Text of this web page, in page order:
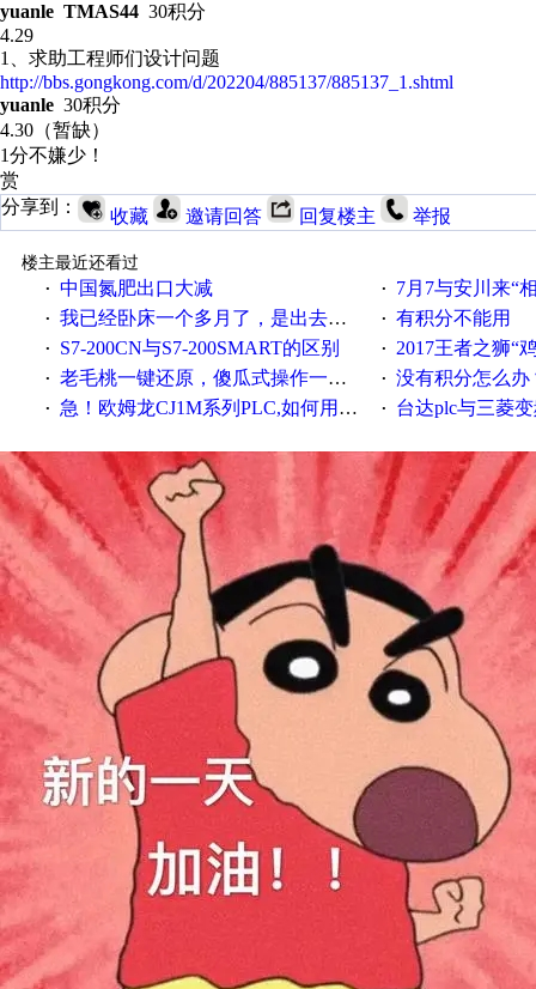
yuanle TMAS44 30积分
4.29
1、求助工程师们设计问题
http://bbs.gongkong.com/d/202204/885137/885137_1.shtml
yuanle 30积分
4.30（暂缺）
1分不嫌少！
赏
分享到：
收藏 邀请回答 回复楼主 举报
楼主最近还看过
· 中国氮肥出口大减 · 7月7与安川来“
· 我已经卧床一个多月了，是出去安装机械手在高速遭遇车祸所致:大家工作都要特别注意啊 · 有积分不能用
· S7-200CN与S7-200SMART的区别 · 2017王者之狮“鸡”情签到
· 老毛桃一键还原，傻瓜式操作一键轻松备份还原；程序为向导式安装，一键即可实现自动备份或还原系统。 · 没有积分怎么办
· 急！欧姆龙CJ1M系列PLC,如何用时间控制变频器。要求时间在组态王中可以自由输入！拜托各位大神了！ · 台达plc与三菱